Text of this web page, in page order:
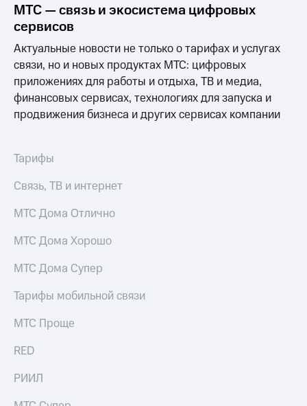
Умный
Планшеты
Акции
и
скидки
МТС — связь и экосистема цифровых
сервисов
Актуальные новости не только о тарифах и услугах
связи, но и новых продуктах МТС: цифровых
приложениях для работы и отдыха, ТВ и медиа,
финансовых сервисах, технологиях для запуска и
продвижения бизнеса и других сервисах компании
Тарифы
Связь, ТВ и интернет
МТС Дома Отлично
МТС Дома Хорошо
МТС Дома Супер
Тарифы мобильной связи
МТС Проще
RED
РИИЛ